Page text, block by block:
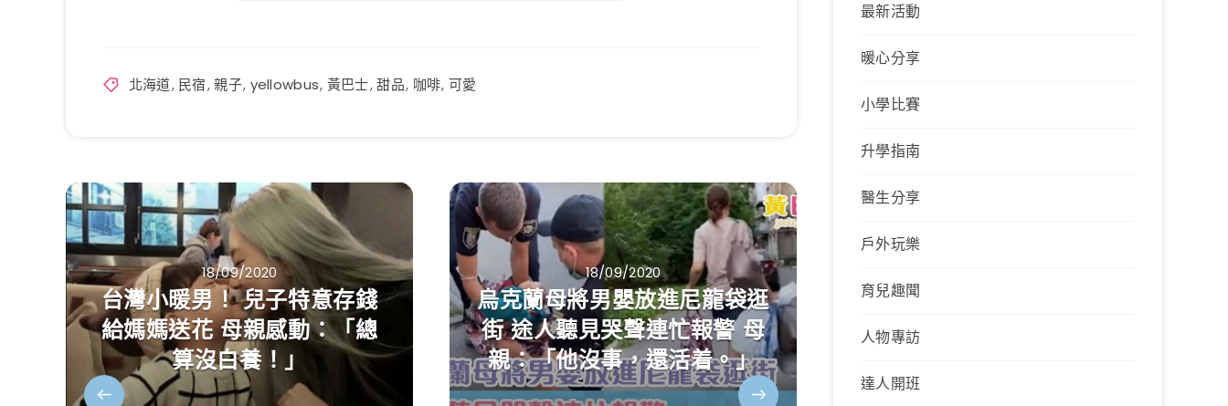
北海道, 民宿,親子, yellowbus, 黃巴士,甜品, 咖啡, 可愛
18/09/2020
台灣小暖男！ 兒子特意存錢
給媽媽送花 母親感動：「總
算沒白養！」
18/09/2020
烏克蘭母將男嬰放進尼龍袋逛
街 途人聽見哭聲連忙報警 母
親：「他沒事，還活着。」
最新活動
暖心分享
小學比賽
升學指南
醫生分享
戶外玩樂
育兒趣聞
人物專訪
達人開班